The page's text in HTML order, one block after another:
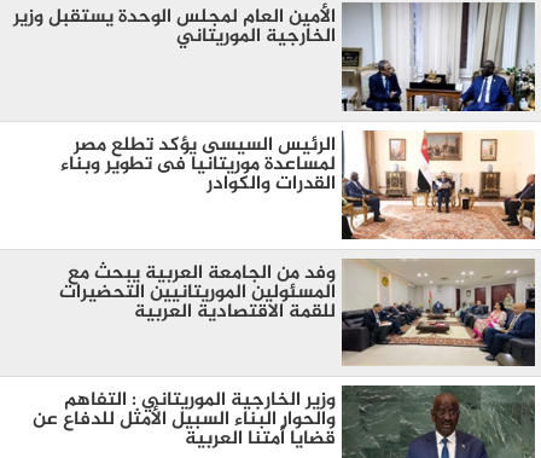
الأمين العام لمجلس الوحدة يستقبل وزير
الخارجية الموريتاني
الرئيس السيسى يؤكد تطلع مصر
لمساعدة موريتانيا فى تطوير وبناء
القدرات والكوادر
وفد من الجامعة العربية يبحث مع
المسئولين الموريتانيين التحضيرات
للقمة الاقتصادية العربية
وزير الخارجية الموريتاني : التفاهم
والحوار البناء السبيل الأمثل للدفاع عن
قضايا أمتنا العربية